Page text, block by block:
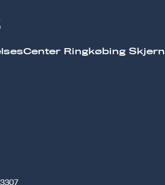
Ringkøbing Skjern